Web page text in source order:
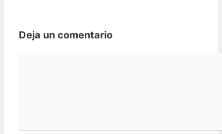
Deja un comentario